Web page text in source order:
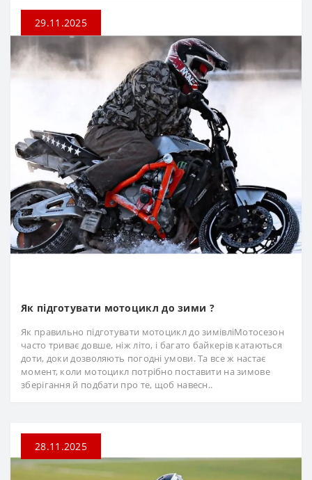
29.11.2025
Як підготувати мотоцикл до зими ?
Як правильно підготувати мотоцикл до зимівліМотосезон
часто триває довше, ніж літо, і багато байкерів катаються
доти, доки дозволяють погодні умови. Та все ж настає
момент, коли мотоцикл потрібно поставити на зимове
зберігання й подбати про те, щоб навесн..
28.11.2025